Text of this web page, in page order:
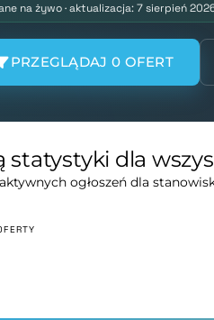
na żywo · aktualizacja: 7 sierpień
PRZEGLĄDAJ 0 OFERT
statystyki dla
ogłoszeń dla